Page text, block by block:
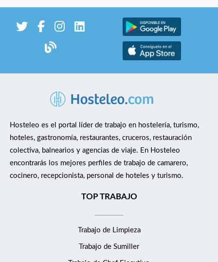
Hosteleo es el portal líder de trabajo en hostelería, turismo,
hoteles, gastronomía, restaurantes, cruceros, restauración
colectiva, balnearios y agencias de viaje. En Hosteleo
encontrarás los mejores perfiles de trabajo de camarero,
cocinero, recepcionista, personal de hoteles y turismo.
TOP TRABAJO
Trabajo de Limpieza
Trabajo de Sumiller